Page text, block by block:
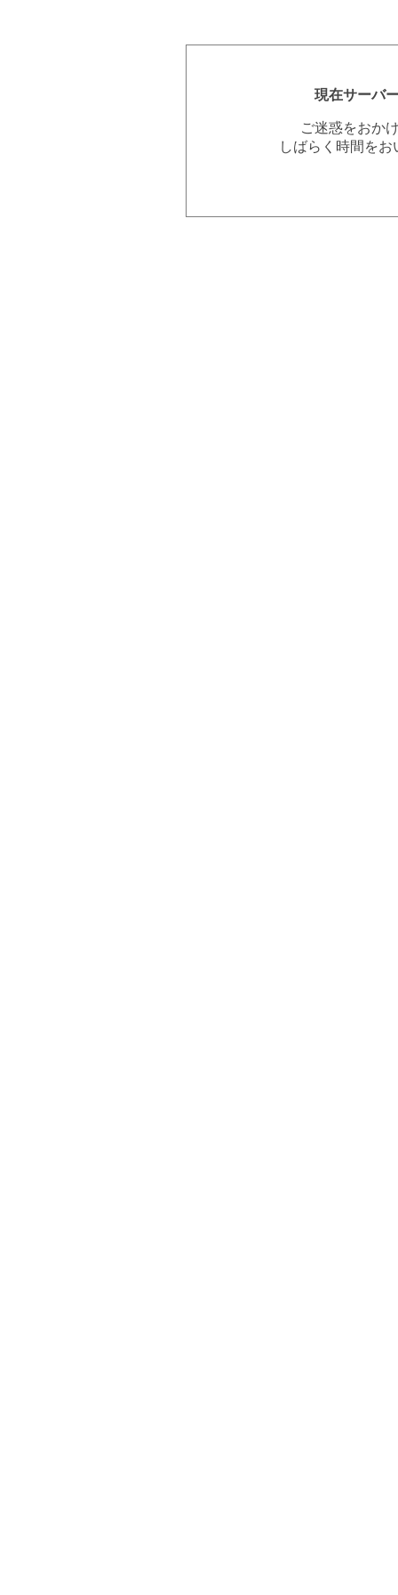
現在サーバ
ご迷惑をおか
しばらく時間を